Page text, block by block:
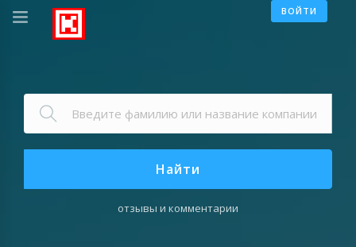
ВОЙТИ
Найти
отзывы и комментарии